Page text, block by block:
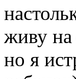
живу на
но я